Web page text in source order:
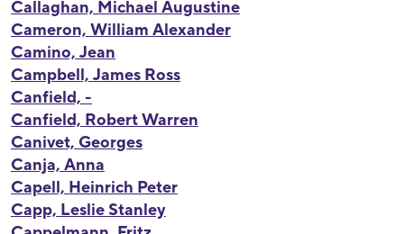
Callaghan, Michael Augustine
Cameron, William Alexander
Camino, Jean
Campbell, James Ross
Canfield, -
Canfield, Robert Warren
Canivet, Georges
Canja, Anna
Capell, Heinrich Peter
Capp, Leslie Stanley